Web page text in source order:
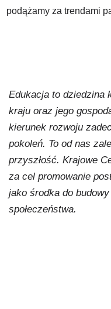
podążamy za trendami
Edukacja to dziedzina
kraju oraz jego
kierunek rozwoju
pokoleń. To od nas
przyszłość. Krajowe
za cel promowanie
jako środka do
społeczeństwa.